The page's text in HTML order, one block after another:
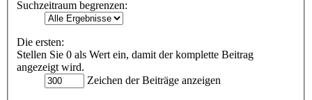
Suchzeitraum begrenzen:
Die ersten:
Stellen Sie 0 als Wert ein, damit der komplette Beitrag
angezeigt wird.
Zeichen der Beiträge anzeigen